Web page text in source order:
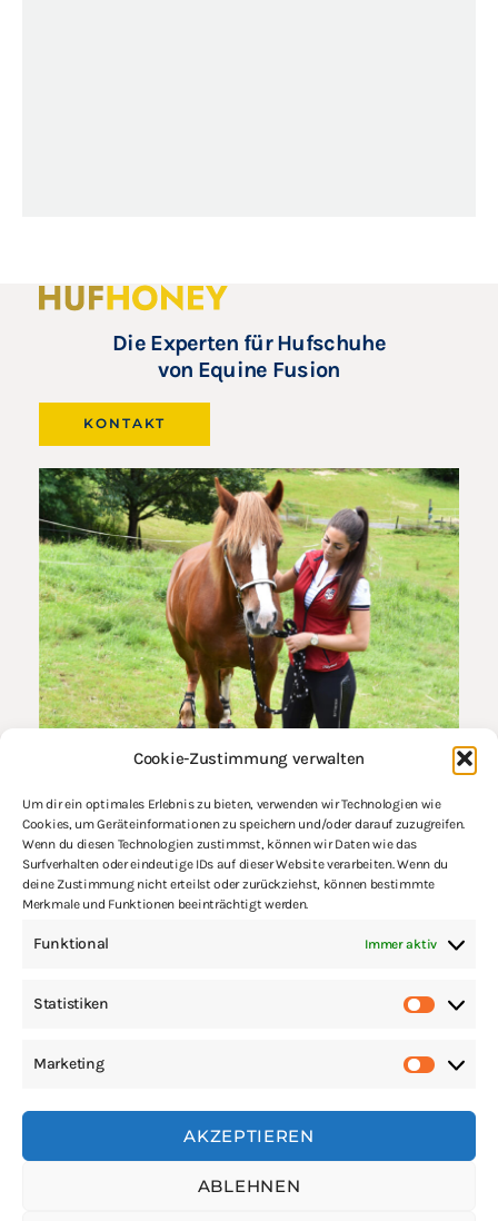
Cookie-Zustimmung verwalten
Um dir ein optimales Erlebnis zu bieten, verwenden wir Technologien wie
Cookies, um Geräteinformationen zu speichern und/oder darauf zuzugreifen.
Wenn du diesen Technologien zustimmst, können wir Daten wie das
Surfverhalten oder eindeutige IDs auf dieser Website verarbeiten. Wenn du
deine Zustimmung nicht erteilst oder zurückziehst, können bestimmte
Merkmale und Funktionen beeinträchtigt werden.
Funktional Immer aktiv
Statistiken
Marketing
AKZEPTIEREN
ABLEHNEN
Die Experten für Hufschuhe
von Equine Fusion
KONTAKT
KONTAKT
Email:info@problempferde.info
Phone: +49 7763 9188266
hufhoney.com ©2022
Alle Rechte vorbehalten